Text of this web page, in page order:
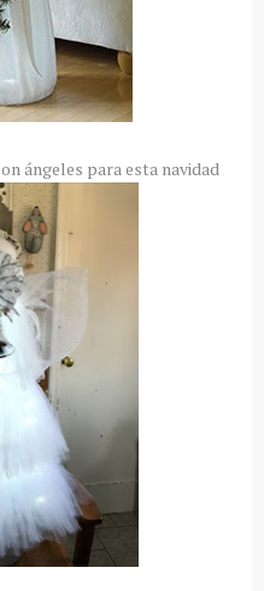
ángeles para esta navidad